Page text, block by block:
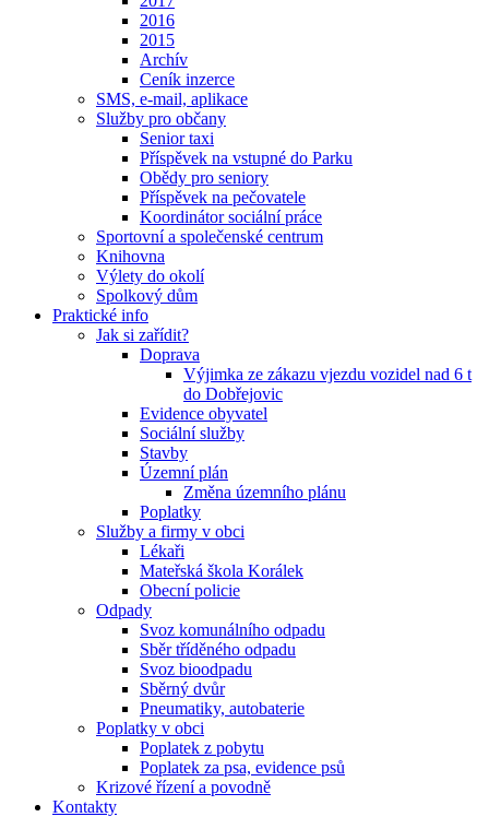
2016
2015
Archív
Ceník inzerce
SMS, e-mail, aplikace
Služby pro občany
Senior taxi
Příspěvek na vstupné do Parku
Obědy pro seniory
Příspěvek na pečovatele
Koordinátor sociální práce
Sportovní a společenské centrum
Knihovna
Výlety do okolí
Spolkový dům
Praktické info
Jak si zařídit?
Doprava
Výjimka ze zákazu vjezdu vozidel nad 6 t
do Dobřejovic
Evidence obyvatel
Sociální služby
Stavby
Územní plán
Změna územního plánu
Poplatky
Služby a firmy v obci
Lékaři
Mateřská škola Korálek
Obecní policie
Odpady
Svoz komunálního odpadu
Sběr tříděného odpadu
Svoz bioodpadu
Sběrný dvůr
Pneumatiky, autobaterie
Poplatky v obci
Poplatek z pobytu
Poplatek za psa, evidence psů
Krizové řízení a povodně
Kontakty